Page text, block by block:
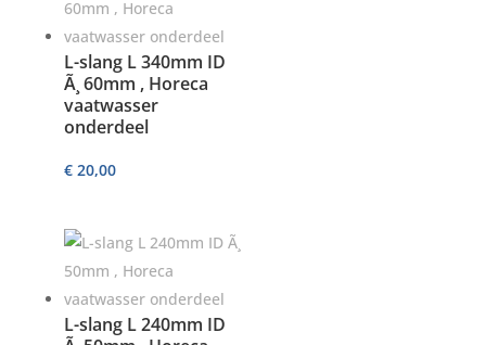
L-slang L 340mm ID
Ã¸ 60mm , Horeca
vaatwasser
onderdeel
€20,00
L-slang L 240mm ID